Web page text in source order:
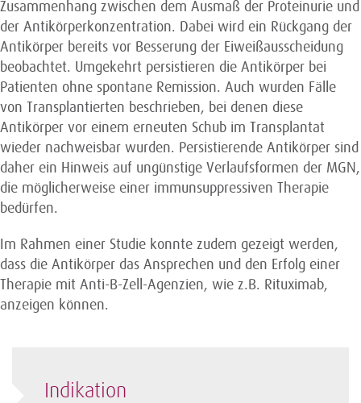
Zusammenhang zwischen dem Ausmaß der Proteinurie und
der Antikörperkonzentration. Dabei wird ein Rückgang der
Antikörper bereits vor Besserung der Eiweißausscheidung
beobachtet. Umgekehrt persistieren die Antikörper bei
Patienten ohne spontane Remission. Auch wurden Fälle
von Transplantierten beschrieben, bei denen diese
Antikörper vor einem erneuten Schub im Transplantat
wieder nachweisbar wurden. Persistierende Antikörper sind
daher ein Hinweis auf ungünstige Verlaufsformen der MGN,
die möglicherweise einer immunsuppressiven Therapie
bedürfen.
Im Rahmen einer Studie konnte zudem gezeigt werden,
dass die Antikörper das Ansprechen und den Erfolg einer
Therapie mit Anti-B-Zell-Agenzien, wie z.B. Rituximab,
anzeigen können.
Indikation